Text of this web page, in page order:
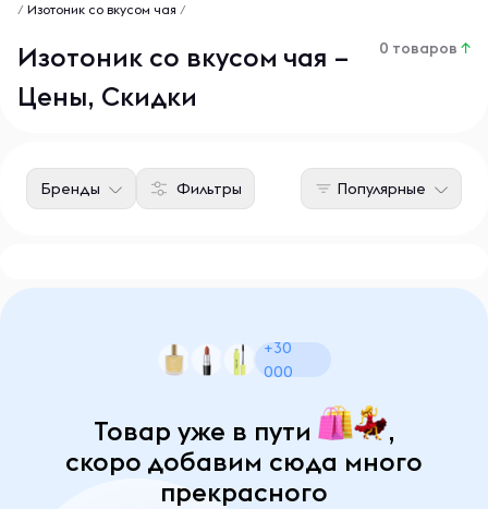
/ Изотоник со вкусом чая /
Изотоник со вкусом чая –
Цены, Скидки
0 товаров ↑
Фильтры
Бренды Популярные
+30
000
Товар уже в пути
,
скоро добавим сюда много
прекрасного